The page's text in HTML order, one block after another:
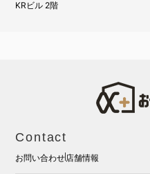
KRビル 2階
Contact
お問い合わせ店舗情報